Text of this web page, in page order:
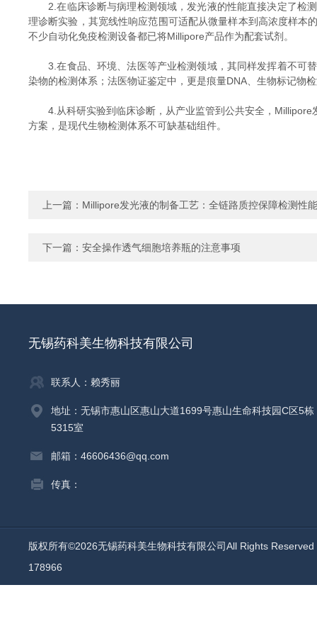
2.在临床诊断与病理检测领域，发光液的性能直接决定了检测
理诊断实验，其宽线性响应范围可适配从微量样本到高浓度样本
不少自动化免疫检测设备都已将Millipore产品作为配套试剂。
3.在食品、环境、法医等产业检测领域，其同样发挥着不可替
染物的检测体系；法医物证鉴定中，更是痕量DNA、生物标记物
4.从科研实验到临床诊断，从产业监管到公共安全，Millipore
方案，是现代生物检测体系不可缺基础组件。
上一篇： Millipore发光液的制备工艺：全链路质控保障检测性
下一篇： 安全操作透气细胞培养瓶的注意事项
无锡药科美生物科技有限公司
联系人：赖秀丽
地址：无锡市惠山区惠山大道1699号惠山生命科技园C区5栋
5315室
邮箱：46606436@qq.com
传真：
版权所有©2026无锡药科美生物科技有限公司All Rights
178966